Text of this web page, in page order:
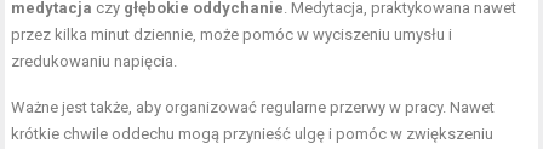
medytacja czy głębokie oddychanie. Medytacja, praktykowana nawet
przez kilka minut dziennie, może pomóc w wyciszeniu umysłu i
zredukowaniu napięcia.
Ważne jest także, aby organizować regularne przerwy w pracy. Nawet
krótkie chwile oddechu mogą przynieść ulgę i pomóc w zwiększeniu